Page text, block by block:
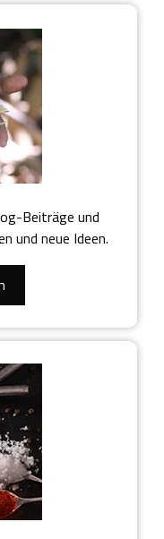
Beiträge und
und neue Ideen.